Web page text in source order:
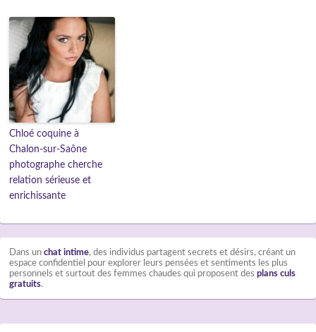
Chloé coquine à
Chalon-sur-Saône
photographe cherche
relation sérieuse et
enrichissante
Dans unchat intime, des individus partagent secrets et désirs, créant un
espace confidentiel pour explorer leurs pensées et sentiments les plus
personnels et surtout des femmes chaudes qui proposent desplans culs
gratuits.